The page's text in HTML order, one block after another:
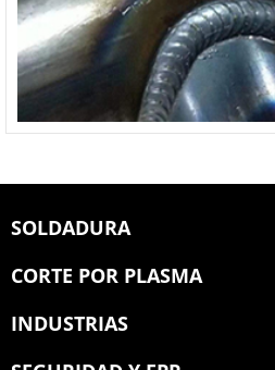
SOLDADURA
CORTE POR PLASMA
INDUSTRIAS